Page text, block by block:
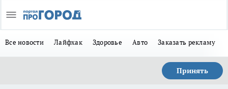
Все новости Лайфхак Здоровье Авто Заказать рекламу
Принять